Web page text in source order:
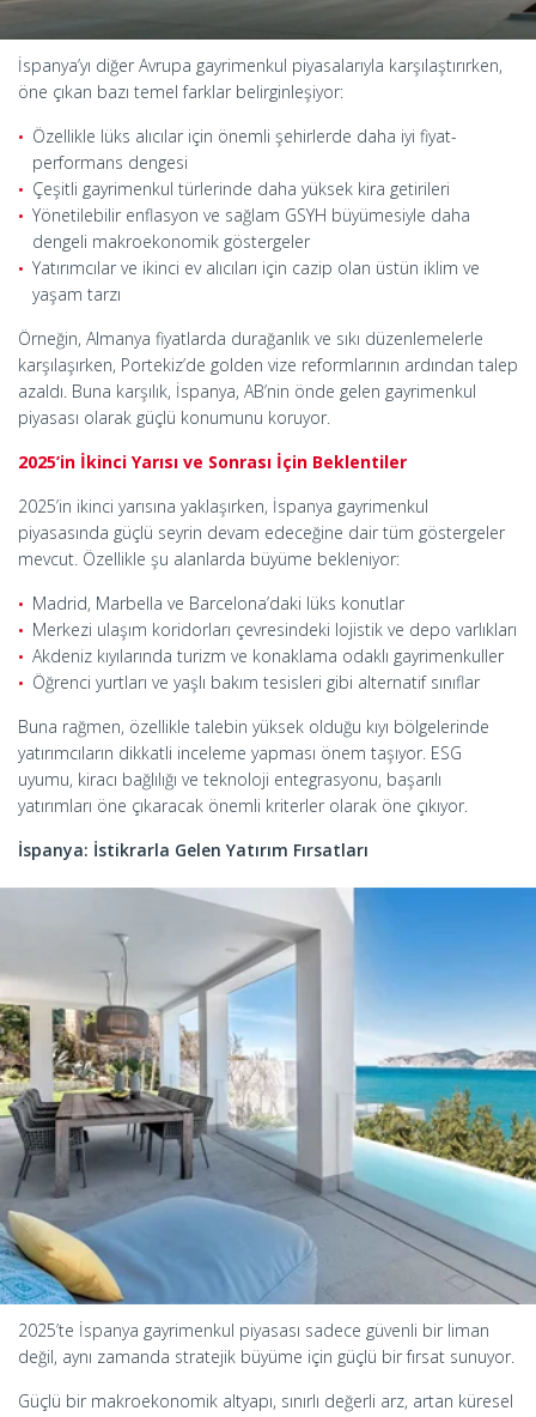
İspanya’yı diğer Avrupa gayrimenkul piyasalarıyla karşılaştırırken,
öne çıkan bazı temel farklar belirginleşiyor:
Özellikle lüks alıcılar için önemli şehirlerde daha iyi fiyat-
performans dengesi
Çeşitli gayrimenkul türlerinde daha yüksek kira getirileri
Yönetilebilir enflasyon ve sağlam GSYH büyümesiyle daha
dengeli makroekonomik göstergeler
Yatırımcılar ve ikinci ev alıcıları için cazip olan üstün iklim ve
yaşam tarzı
Örneğin, Almanya fiyatlarda durağanlık ve sıkı düzenlemelerle
karşılaşırken, Portekiz’de golden vize reformlarının ardından talep
azaldı. Buna karşılık, İspanya, AB’nin önde gelen gayrimenkul
piyasası olarak güçlü konumunu koruyor.
2025’in İkinci Yarısı ve Sonrası İçin Beklentiler
2025’in ikinci yarısına yaklaşırken, İspanya gayrimenkul
piyasasında güçlü seyrin devam edeceğine dair tüm göstergeler
mevcut. Özellikle şu alanlarda büyüme bekleniyor:
Madrid, Marbella ve Barcelona’daki lüks konutlar
Merkezi ulaşım koridorları çevresindeki lojistik ve depo varlıkları
Akdeniz kıyılarında turizm ve konaklama odaklı gayrimenkuller
Öğrenci yurtları ve yaşlı bakım tesisleri gibi alternatif sınıflar
Buna rağmen, özellikle talebin yüksek olduğu kıyı bölgelerinde
yatırımcıların dikkatli inceleme yapması önem taşıyor. ESG
uyumu, kiracı bağlılığı ve teknoloji entegrasyonu, başarılı
yatırımları öne çıkaracak önemli kriterler olarak öne çıkıyor.
İspanya: İstikrarla Gelen Yatırım Fırsatları
2025’te İspanya gayrimenkul piyasası sadece güvenli bir liman
değil, aynı zamanda stratejik büyüme için güçlü bir fırsat sunuyor.
Güçlü bir makroekonomik altyapı, sınırlı değerli arz, artan küresel